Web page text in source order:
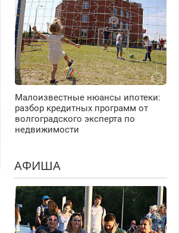
Малоизвестные нюансы ипотеки:
разбор кредитных программ от
волгоградского эксперта по
недвижимости
АФИША